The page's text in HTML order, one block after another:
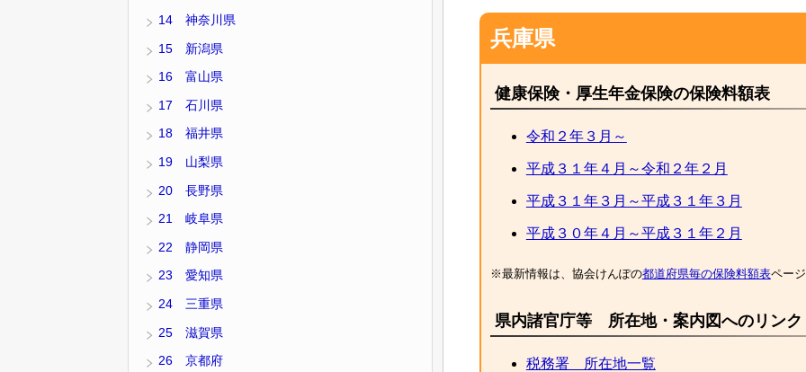
兵庫県
健康保険・厚生年金保険の保険料額表
令和２年３月～
平成３１年４月～令和２年２月
平成３１年３月～平成３１年３月
平成３０年４月～平成３１年２月
※最新情報は、協会けんぽの都道府県毎の保険料額表ペー
県内諸官庁等 所在地・案内図へのリンク
税務署 所在地一覧
14 神奈川県
15 新潟県
16 富山県
17 石川県
18 福井県
19 山梨県
20 長野県
21 岐阜県
22 静岡県
23 愛知県
24 三重県
25 滋賀県
26 京都府